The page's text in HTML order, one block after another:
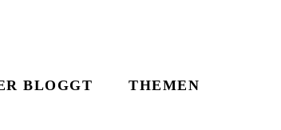
BLOGGT THEMEN